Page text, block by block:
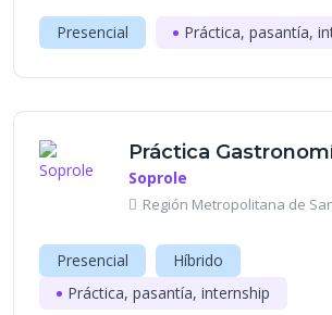
Presencial Práctica, pasantía,
Práctica
Soprole
Región Metropolitana de
Presencial
Híbrido
Práctica, pasantía, internship